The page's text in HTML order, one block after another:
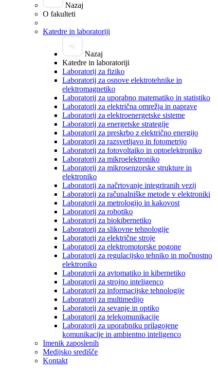
Nazaj
O fakulteti
Katedre in laboratoriji
Nazaj
Katedre in laboratoriji
Laboratorij za fiziko
Laboratorij za osnove elektrotehnike in
elektromagnetiko
Laboratorij za uporabno matematiko in statistiko
Laboratorij za električna omrežja in naprave
Laboratorij za elektroenergetske sisteme
Laboratorij za energetske strategije
Laboratorij za preskrbo z električno energijo
Laboratorij za razsvetljavo in fotometrijo
Laboratorij za fotovoltaiko in optoelektroniko
Laboratorij za mikroelektroniko
Laboratorij za mikrosenzorske strukture in
elektroniko
Laboratorij za načrtovanje integriranih vezij
Laboratorij za računalniške metode v elektroniki
Laboratorij za metrologijo in kakovost
Laboratorij za robotiko
Laboratorij za biokibernetiko
Laboratorij za slikovne tehnologije
Laboratorij za električne stroje
Laboratorij za elektromotorske pogone
Laboratorij za regulacijsko tehniko in močnostno
elektroniko
Laboratorij za avtomatiko in kibernetiko
Laboratorij za strojno inteligenco
Laboratorij za informacijske tehnologije
Laboratorij za multimedijo
Laboratorij za sevanje in optiko
Laboratorij za telekomunikacije
Laboratorij za uporabniku prilagojene
komunikacije in ambientno inteligenco
Imenik zaposlenih
Medijsko središče
Kontakt